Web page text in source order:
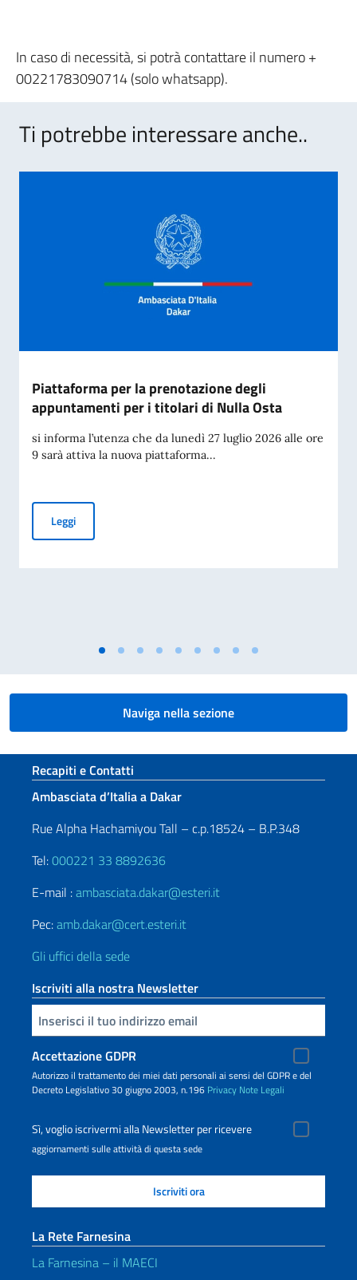
In caso di necessità, si potrà contattare il numero +
00221783090714 (solo whatsapp).
Ti potrebbe interessare anche..
Piattaforma per la prenotazione degli
appuntamenti per i titolari di Nulla Osta
si informa l’utenza che da lunedì 27 luglio 2026 alle ore
9 sarà attiva la nuova piattaforma...
LeggiPiattaforma per la prenotazione degli appuntamenti per i
Naviga nella sezione
Sezione footer
Recapiti e Contatti
Ambasciata d’Italia a Dakar
Rue Alpha Hachamiyou Tall – c.p.18524 – B.P.348
Tel:000221 33 8892636
E-mail :ambasciata.dakar@esteri.it
Pec:amb.dakar@cert.esteri.it
Gli uffici della sede
Iscriviti alla nostra Newsletter
Inserisci la tua email
Accettazione GDPR
Autorizzo il trattamento dei miei dati personali ai sensi del GDPR e del
Decreto Legislativo 30 giugno 2003, n.196 Privacy Note Legali
Sì, voglio iscrivermi alla Newsletter per ricevere
aggiornamenti sulle attività di questa sede
La Rete Farnesina
La Farnesina – il MAECI